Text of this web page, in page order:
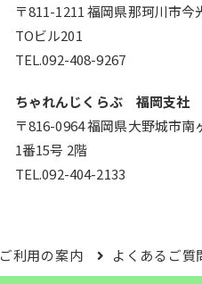
〒811-1211 福岡県那珂川市今
TOビル201
TEL.092-408-9267
ちゃれんじくらぶ 福岡支社
〒816-0964 福岡県大野城市南
1番15号 2階
TEL.092-404-2133
ご利用の案内 よくあるご質